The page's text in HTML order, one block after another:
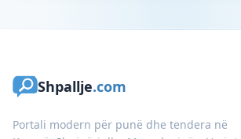
Shpallje.com
Portali modern për punë dhe tendera në